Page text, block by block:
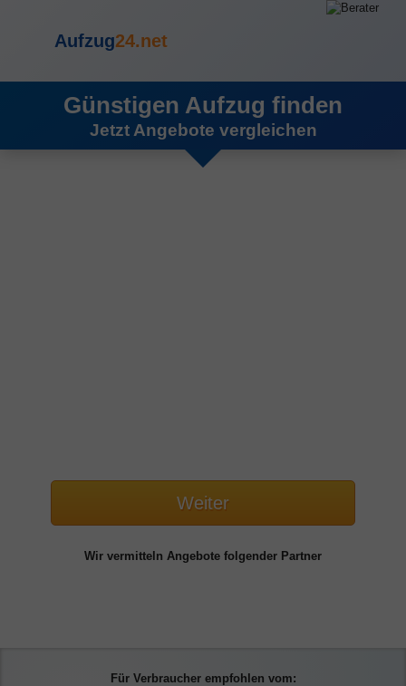
Aufzug24.net
Günstigen Aufzug finden
Jetzt Angebote vergleichen
Weiter
Wir vermitteln Angebote folgender Partner
Für Verbraucher empfohlen vom: